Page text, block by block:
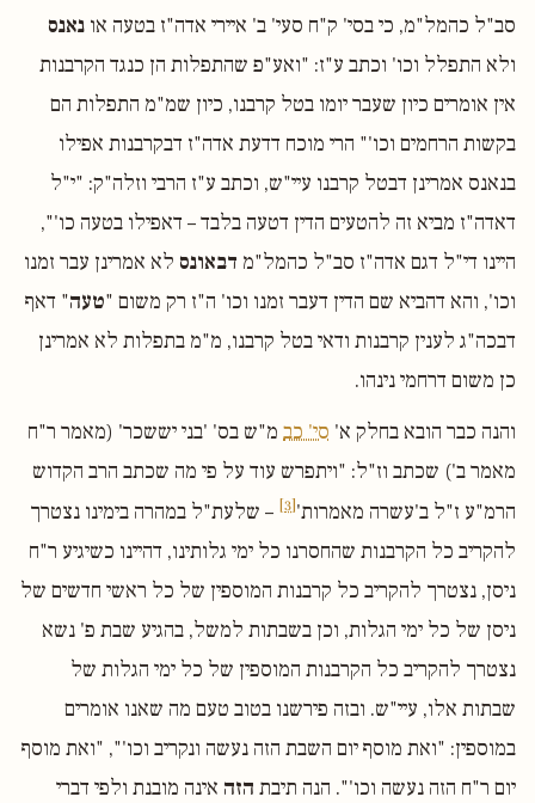
סב"ל כהמל"מ, כי בסי' ק"ח סעי' ב' איירי אדה"ז בטעה או נאנס
ולא התפלל וכו' וכתב ע"ז: "ואע"פ שהתפלות הן כנגד הקרבנות
אין אומרים כיון שעבר יומו בטל קרבנו, כיון שמ"מ התפלות הם
בקשות הרחמים וכו'" הרי מוכח דדעת אדה"ז דבקרבנות אפילו
בנאנס אמרינן דבטל קרבנו עיי"ש, וכתב ע"ז הרבי וזלה"ק: "י"ל
דאדה"ז מביא זה להטעים הדין דטעה בלבד – דאפילו בטעה כו'",
היינו די"ל דגם אדה"ז סב"ל כהמל"מ דבאונס לא אמרינן עבר זמנו
וכו', והא דהביא שם הדין דעבר זמנו וכו' ה"ז רק משום "טעה" דאף
דבכה"ג לענין קרבנות ודאי בטל קרבנו, מ"מ בתפלות לא אמרינן
כן משום דרחמי נינהו.
והנה כבר הובא בחלק א' סי' כב מ"ש בס' 'בני יששכר' (מאמר ר"ח
מאמר ב') שכתב וז"ל: "ויתפרש עוד על פי מה שכתב הרב הקדוש
הרמ"ע ז"ל ב'עשרה מאמרות'[3]
– שלעת"ל במהרה בימינו נצטרך
להקריב כל הקרבנות שהחסרנו כל ימי גלותינו, דהיינו כשיגיע ר"ח
ניסן, נצטרך להקריב כל קרבנות המוספין של כל ראשי חדשים של
ניסן של כל ימי הגלות, וכן בשבתות למשל, בהגיע שבת פ' נשא
נצטרך להקריב כל הקרבנות המוספין של כל ימי הגלות של
שבתות אלו, עיי"ש. ובזה פירשנו בטוב טעם מה שאנו אומרים
במוספין: "ואת מוסף יום השבת הזה נעשה ונקריב וכו'", "ואת מוסף
יום ר"ח הזה נעשה וכו'". הנה תיבת הזה אינה מובנת ולפי דברי